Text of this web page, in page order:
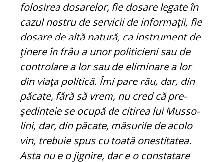
folosirea dosarelor, fie dosare legate în
cazul nostru de servicii de informaţii, fie
dosare de altă natură, ca instrument de
ţinere în frâu a unor politicieni sau de
controlare a lor sau de eliminare a lor
din viaţa politică. Îmi pare rău, dar, din
păcate, fără să vrem, nu cred că pre­
şedintele se ocupă de citirea lui Mu­sso­
lini, dar, din păcate, măsurile de acolo
vin, trebuie spus cu toată onestitatea.
Asta nu e o jignire, dar e o constatare